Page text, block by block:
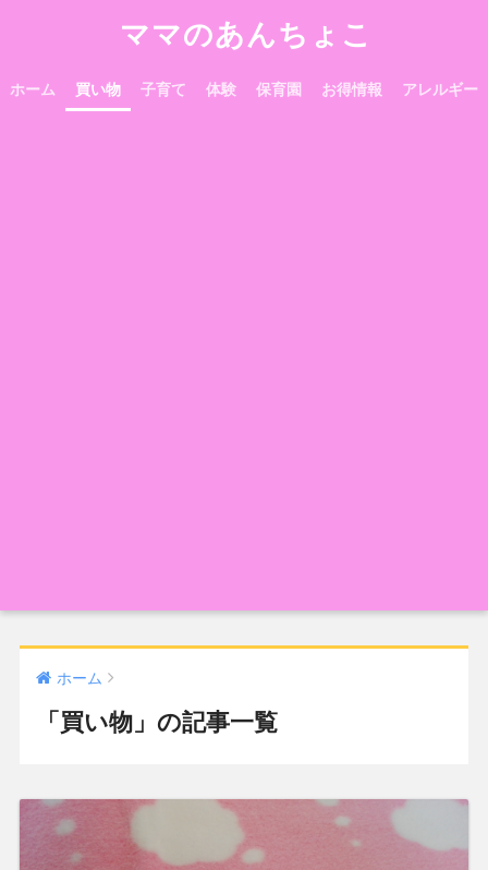
ママのあんちょこ
ホーム 買い物 子育て 体験 保育園 お得情報 アレルギー
ホーム
「買い物」の記事一覧